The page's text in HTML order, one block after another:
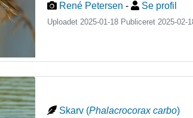
René Petersen - Se profil
Uploadet 2025-01-18 Publiceret2025-02-
Skarv (Phalacrocorax carbo)